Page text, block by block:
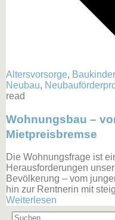
Altersvorsorge,
Neubau,
read
Wohnungsbau –
Mietpreisbremse
Die Wohnungsfrage ist
Herausforderungen
Bevölkerung – vom
hin zur Rentnerin mit
Weiterlesen